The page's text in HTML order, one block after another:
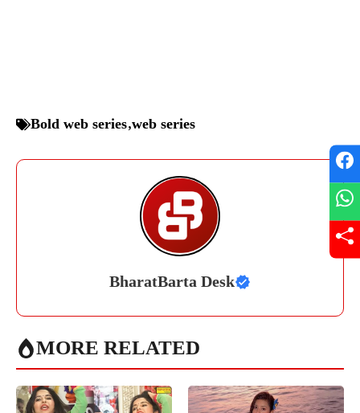
Bold web series,web series
BharatBarta Desk
MORE RELATED